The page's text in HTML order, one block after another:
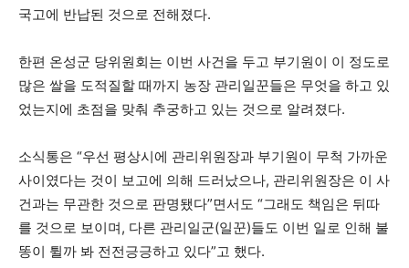
국고에 반납된 것으로 전해졌다.
한편 온성군 당위원회는 이번 사건을 두고 부기원이 이 정도로
많은 쌀을 도적질할 때까지 농장 관리일꾼들은 무엇을 하고 있
었는지에 초점을 맞춰 추궁하고 있는 것으로 알려졌다.
소식통은 “우선 평상시에 관리위원장과 부기원이 무척 가까운
사이였다는 것이 보고에 의해 드러났으나, 관리위원장은 이 사
건과는 무관한 것으로 판명됐다”면서도 “그래도 책임은 뒤따
를 것으로 보이며, 다른 관리일군(일꾼)들도 이번 일로 인해 불
똥이 튈까 봐 전전긍긍하고 있다”고 했다.